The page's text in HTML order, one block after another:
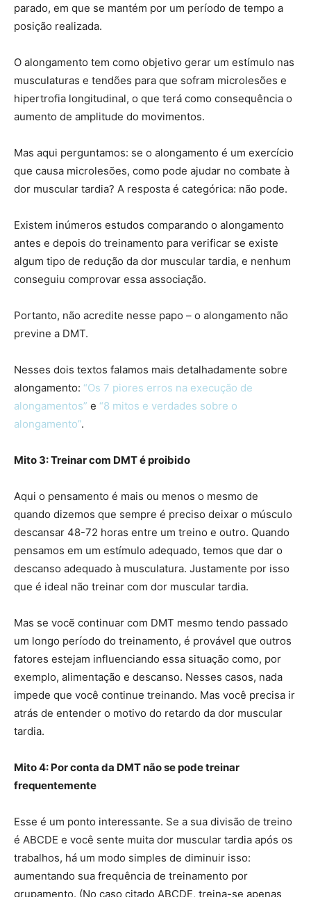
parado, em que se mantém por um período de tempo a
posição realizada.
O alongamento tem como objetivo gerar um estímulo nas
musculaturas e tendões para que sofram microlesões e
hipertrofia longitudinal, o que terá como consequência o
aumento de amplitude do movimentos.
Mas aqui perguntamos: se o alongamento é um exercício
que causa microlesões, como pode ajudar no combate à
dor muscular tardia? A resposta é categórica: não pode.
Existem inúmeros estudos comparando o alongamento
antes e depois do treinamento para verificar se existe
algum tipo de redução da dor muscular tardia, e nenhum
conseguiu comprovar essa associação.
Portanto, não acredite nesse papo – o alongamento não
previne a DMT.
Nesses dois textos falamos mais detalhadamente sobre
alongamento: “Os 7 piores erros na execução de
alongamentos” e “8 mitos e verdades sobre o
alongamento”.
Mito 3: Treinar com DMT é proibido
Aqui o pensamento é mais ou menos o mesmo de
quando dizemos que sempre é preciso deixar o músculo
descansar 48-72 horas entre um treino e outro. Quando
pensamos em um estímulo adequado, temos que dar o
descanso adequado à musculatura. Justamente por isso
que é ideal não treinar com dor muscular tardia.
Mas se vocẽ continuar com DMT mesmo tendo passado
um longo período do treinamento, é provável que outros
fatores estejam influenciando essa situação como, por
exemplo, alimentação e descanso. Nesses casos, nada
impede que você continue treinando. Mas você precisa ir
atrás de entender o motivo do retardo da dor muscular
tardia.
Mito 4: Por conta da DMT não se pode treinar
frequentemente
Esse é um ponto interessante. Se a sua divisão de treino
é ABCDE e você sente muita dor muscular tardia após os
trabalhos, há um modo simples de diminuir isso:
aumentando sua frequência de treinamento por
grupamento. (No caso citado ABCDE, treina-se apenas